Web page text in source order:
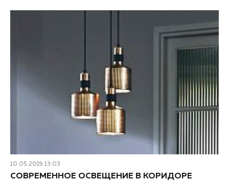
10.05.2019 13:03
СОВРЕМЕННОЕ ОСВЕЩЕНИЕ В КОРИДОРЕ